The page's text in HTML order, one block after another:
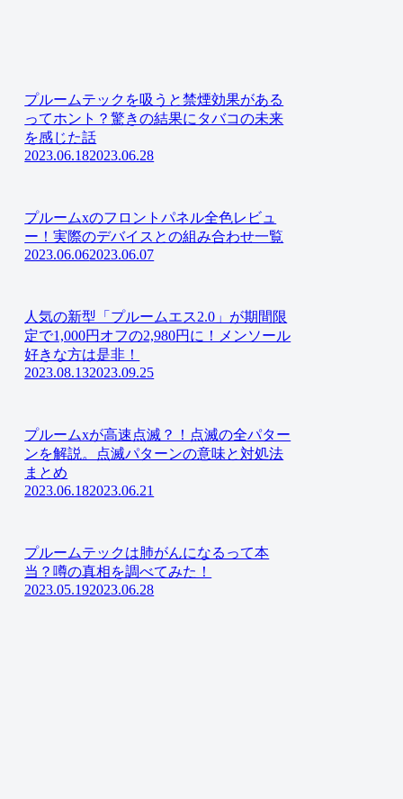
プルームテックを吸うと禁煙効果がある
ってホント？驚きの結果にタバコの未来
を感じた話
2023.06.182023.06.28
プルームxのフロントパネル全色レビュ
ー！実際のデバイスとの組み合わせ一覧
2023.06.062023.06.07
人気の新型「プルームエス2.0」が期間限
定で1,000円オフの2,980円に！メンソール
好きな方は是非！
2023.08.132023.09.25
プルームxが高速点滅？！点滅の全パター
ンを解説。点滅パターンの意味と対処法
まとめ
2023.06.182023.06.21
プルームテックは肺がんになるって本
当？噂の真相を調べてみた！
2023.05.192023.06.28